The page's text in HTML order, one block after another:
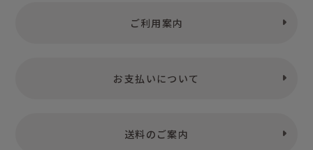
ご利用案内
お支払いについて
送料のご案内